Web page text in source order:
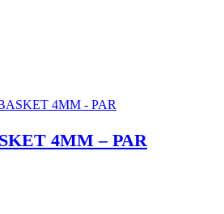
4MM – PAR